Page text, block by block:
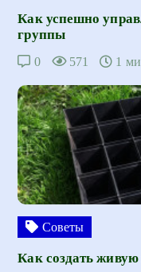
Как успешно
группы
0 571 1
Советы
Как создать живую